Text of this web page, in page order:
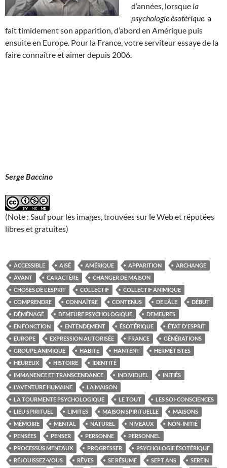
d’années, lorsque la
psychologie ésotérique a
fait timidement son apparition, d’abord en Amérique puis
ensuite en Europe. Pour la France, votre serviteur essaye de la
faire connaître et aimer depuis 2006.
Serge Baccino
(Note : Sauf pour les images, trouvées sur le Web et réputées
libres et gratuites)
ACCESSIBLE AISÉ AMÉRIQUE APPARITION
ARCHANGE
AVANT
CARACTÈRE
CHANGER DE MAISON
CHOSES DE L'ESPRIT
COLLECTIF
COLLECTIF ANIMIQUE
COMPRENDRE
CONNAÎTRE CONTENUS DE L'ÂLE
DÉBUT
DÉMÉNAGÉ
DEMEURE PSYCHOLOGIQUE
DEMEURES
EN FONCTION
ENTENDEMENT ÉSOTÉRIQUE
ÉTAT D'ESPRIT
EUROPE
EXPRESSION AUTORISÉE FRANCE
GÉNÉRATIONS
GROUPE ANIMIQUE
HABITE HANTENT
HERMÉTISTES
HEUREUX
HISTOIRE
IDENTITÉ
IMMANENCE ET TRANSCENDANCE
INDIVIDUEL
INITIÉS
L'AVENTURE HUMAINE
LA MAISON
LA TOURMENTE PSYCHOLOGIQUE
LE TOUT
LES SOI-CONSCIENCES
LIEU SPIRITUEL
LIMITES MAISON SPIRITUELLE
MAISONS
MÉMOIRE
MENTAL NATUREL NIVEAUX
NON-INITIÉ
PENSÉES
PENSER PERSONNE
PERSONNEL
PROCESSUS MENTAUX
PROGRESSER
PSYCHOLOGIE ÉSOTÉRIQUE
RÉJOUISSEZ-VOUS
RÊVES SE RÉSUME SEPT ANS
SEREIN